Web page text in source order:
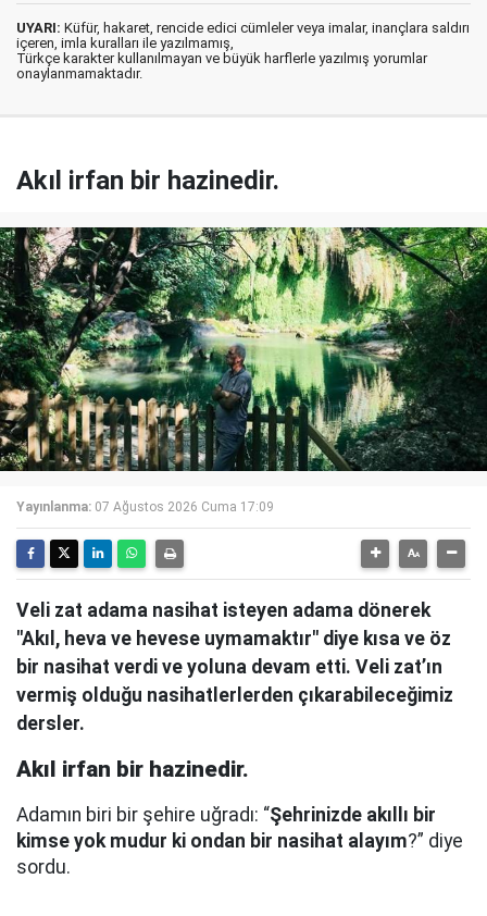
UYARI: Küfür, hakaret, rencide edici cümleler veya imalar, inançlara saldırı
içeren, imla kuralları ile yazılmamış,
Türkçe karakter kullanılmayan ve büyük harflerle yazılmış yorumlar
onaylanmamaktadır.
Akıl irfan bir hazinedir.
Yayınlanma: 07 Ağustos 2026 Cuma 17:09
Veli zat adama nasihat isteyen adama dönerek
"Akıl, heva ve hevese uymamaktır" diye kısa ve öz
bir nasihat verdi ve yoluna devam etti. Veli zat’ın
vermiş olduğu nasihatlerlerden çıkarabileceğimiz
dersler.
Akıl irfan bir hazinedir.
Adamın biri bir şehire uğradı: “Şehrinizde akıllı bir
kimse yok mudur ki ondan bir nasihat alayım?” diye
sordu.